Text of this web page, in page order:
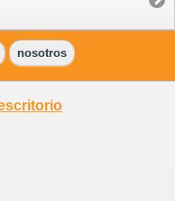
nosotros